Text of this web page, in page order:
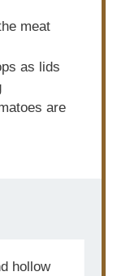
meat
as lids
are
hollow